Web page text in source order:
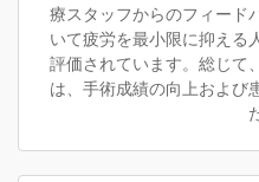
療スタッフからのフィード
いて疲労を最小限に抑える
評価されています。総じて
は、手術成績の向上および